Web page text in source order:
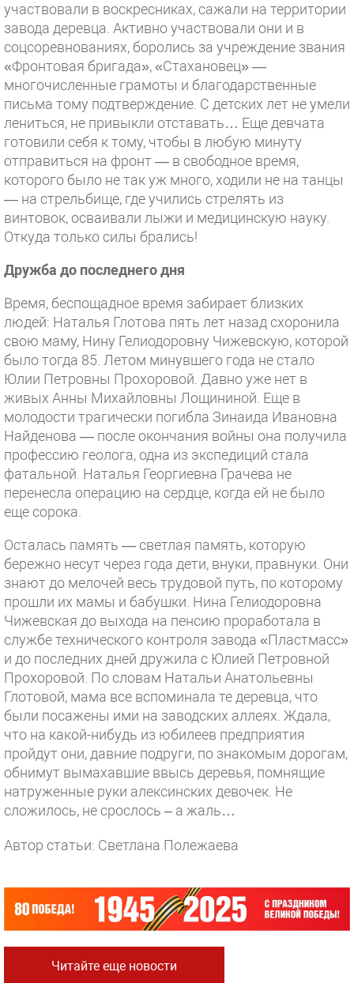
участвовали в воскресниках, сажали на территории
завода деревца. Активно участвовали они и в
соцсоревнованиях, боролись за учреждение звания
«Фронтовая бригада», «Стахановец» —
многочисленные грамоты и благодарственные
письма тому подтверждение. С детских лет не умели
лениться, не привыкли отставать… Еще девчата
готовили себя к тому, чтобы в любую минуту
отправиться на фронт — в свободное время,
которого было не так уж много, ходили не на танцы
— на стрельбище, где учились стрелять из
винтовок, осваивали лыжи и медицинскую науку.
Откуда только силы брались!
Дружба до последнего дня
Время, беспощадное время забирает близких
людей: Наталья Глотова пять лет назад схоронила
свою маму, Нину Гелиодоровну Чижевскую, которой
было тогда 85. Летом минувшего года не стало
Юлии Петровны Прохоровой. Давно уже нет в
живых Анны Михайловны Лощининой. Еще в
молодости трагически погибла Зинаида Ивановна
Найденова — после окончания войны она получила
профессию геолога, одна из экспедиций стала
фатальной. Наталья Георгиевна Грачева не
перенесла операцию на сердце, когда ей не было
еще сорока.
Осталась память — светлая память, которую
бережно несут через года дети, внуки, правнуки. Они
знают до мелочей весь трудовой путь, по которому
прошли их мамы и бабушки. Нина Гелиодоровна
Чижевская до выхода на пенсию проработала в
службе технического контроля завода «Пластмасс»
и до последних дней дружила с Юлией Петровной
Прохоровой. По словам Натальи Анатольевны
Глотовой, мама все вспоминала те деревца, что
были посажены ими на заводских аллеях. Ждала,
что на какой-нибудь из юбилеев предприятия
пройдут они, давние подруги, по знакомым дорогам,
обнимут вымахавшие ввысь деревья, помнящие
натруженные руки алексинских девочек. Не
сложилось, не срослось – а жаль…
Автор статьи: Светлана Полежаева
Читайте еще новости